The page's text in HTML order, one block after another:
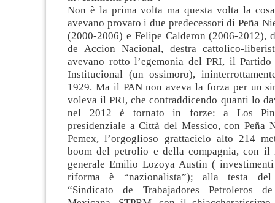
Non è la prima volta ma questa volta la
avevano provato i due predecessori di Peña
(2000-2006) e Felipe Calderon (2006-2012),
de Accion Nacional, destra cattolico-
avevano rotto l’egemonia del PRI, il
Institucional (un ossimoro),
1929. Ma il PAN non aveva la forza per un
voleva il PRI, che contraddicendo quanti lo
nel 2012 è tornato in forze: a Los
presidenziale a Città del Messico, con Peña
Pemex, l’orgoglioso grattacielo alto 214
boom del petrolio e della compagnia, con il
generale Emilio Lozoya Austin (
riforma è “nazionalista”); alla testa del
“Sindicato de Trabajadores Petroleros